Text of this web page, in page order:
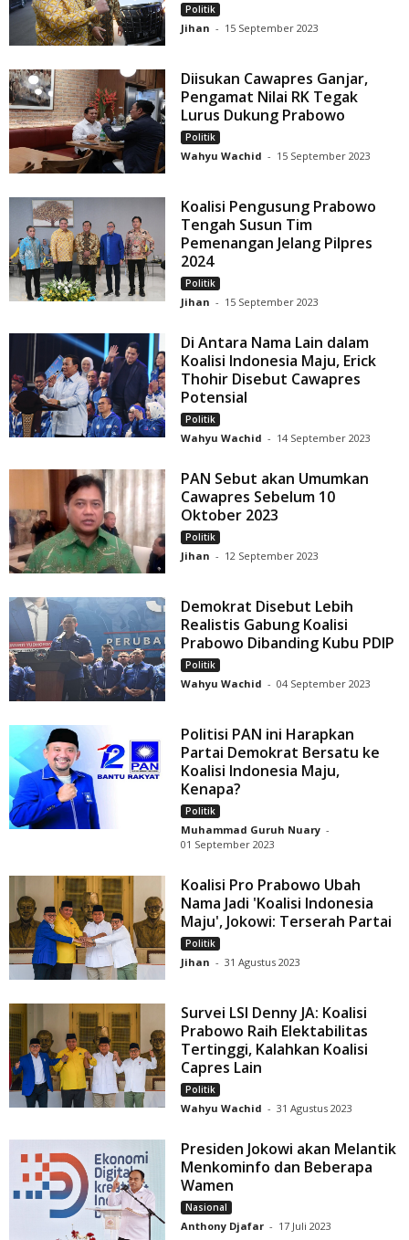
Politik
Jihan - 15 September 2023
Diisukan Cawapres Ganjar,
Pengamat Nilai RK Tegak
Lurus Dukung Prabowo
Politik
Wahyu Wachid - 15 September 2023
Koalisi Pengusung Prabowo
Tengah Susun Tim
Pemenangan Jelang Pilpres
2024
Politik
Jihan - 15 September 2023
Di Antara Nama Lain dalam
Koalisi Indonesia Maju, Erick
Thohir Disebut Cawapres
Potensial
Politik
Wahyu Wachid - 14 September 2023
PAN Sebut akan Umumkan
Cawapres Sebelum 10
Oktober 2023
Politik
Jihan - 12 September 2023
Demokrat Disebut Lebih
Realistis Gabung Koalisi
Prabowo Dibanding Kubu PDIP
Politik
Wahyu Wachid - 04 September 2023
Politisi PAN ini Harapkan
Partai Demokrat Bersatu ke
Koalisi Indonesia Maju,
Kenapa?
Politik
Muhammad Guruh Nuary -
01 September 2023
Koalisi Pro Prabowo Ubah
Nama Jadi 'Koalisi Indonesia
Maju', Jokowi: Terserah Partai
Politik
Jihan - 31 Agustus 2023
Survei LSI Denny JA: Koalisi
Prabowo Raih Elektabilitas
Tertinggi, Kalahkan Koalisi
Capres Lain
Politik
Wahyu Wachid - 31 Agustus 2023
Presiden Jokowi akan Melantik
Menkominfo dan Beberapa
Wamen
Nasional
Anthony Djafar - 17 Juli 2023